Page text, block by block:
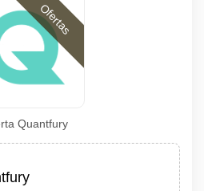
Ofertas
Quantfury